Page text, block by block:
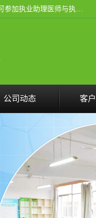
通过医学类院校正规录取从而获取统招全日制大专、本科，学信网可查在校学籍。医学相关专业毕业后可参加执业助理医师与执业医师证书考试（如口腔医学、临床医学、中医学等专业）.
公司动态 客